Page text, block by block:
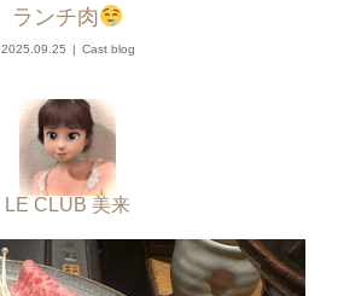
ランチ肉
2025.09.25 Cast blog
LE CLUB 美来